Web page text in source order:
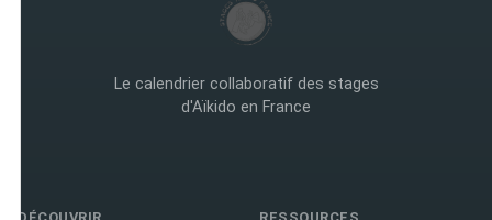
Le calendrier collaboratif des stages
d'Aïkido en France